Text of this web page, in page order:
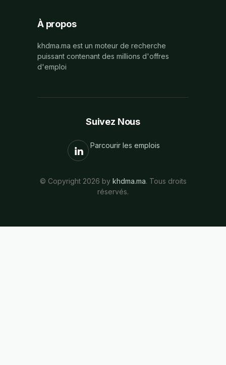
À propos
khdma.ma est un moteur de recherche
puissant contenant des millions d'offres
d'emploi
Suivez Nous
Parcourir les emplois
© Copyright 2026 by khdma.ma. Tous droits
réservés.